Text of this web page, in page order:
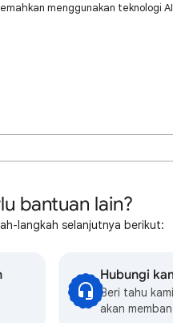
menggunakan teknologi
bantuan lain?
langkah selanjutnya berikut:
Hubungi
Beri tahu
akan